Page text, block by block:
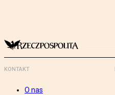
KONTAKT
O nas